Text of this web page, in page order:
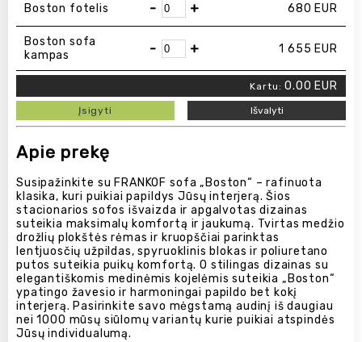
Boston fotelis - + 680 EUR
Boston sofa
kampas
- + 1 655 EUR
Kartu:0.00 EUR
Įsigyti Išvalyti
Apie prekę
Susipažinkite su FRANKOF sofa „Boston“ – rafinuota
klasika, kuri puikiai papildys Jūsų interjerą. Šios
stacionarios sofos išvaizda ir apgalvotas dizainas
suteikia maksimalų komfortą ir jaukumą. Tvirtas medžio
drožlių plokštės rėmas ir kruopščiai parinktas
lentjuosčių užpildas, spyruoklinis blokas ir poliuretano
putos suteikia puikų komfortą. O stilingas dizainas su
elegantiškomis medinėmis kojelėmis suteikia „Boston“
ypatingo žavesio ir harmoningai papildo bet kokį
interjerą. Pasirinkite savo mėgstamą audinį iš daugiau
nei 1000 mūsų siūlomų variantų kurie puikiai atspindės
Jūsų individualumą.